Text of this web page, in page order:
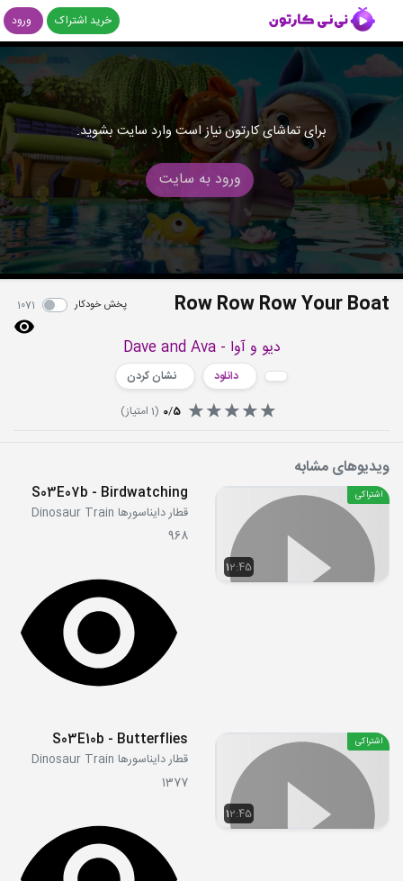
خرید اشتراک ورود
برای تماشای کارتون نیاز است وارد سایت بشوید.
ورود به سایت
Row Row Row Your Boat پخش خودکار 1071
دیو و آوا - Dave and Ava
دانلود
نشان کردن
0/5
(
1 امتیاز)
ویدیوهای مشابه
12:45
اشتراکی S03E07b - Birdwatching
قطار دایناسورها Dinosaur Train
968
12:45
اشتراکی S03E10b - Butterflies
قطار دایناسورها Dinosaur Train
1377